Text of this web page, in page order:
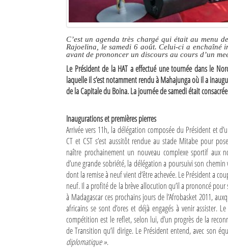
L'actualité du tourisme
Sites touristiques
Diego Suarez Pratique
C’est un agenda très chargé qui était au menu
Rajoelina, le samedi 6 août. Celui-ci a enchaîné
avant de prononcer un discours au cours d’un
Le Président de la HAT a effectué une tournée dans le
laquelle il s’est notamment rendu à Mahajunga où il a
de la Capitale du Boina. La journée de samedi était
Inaugurations et premières pierres
Arrivée vers 11h, la délégation composée du Président et
CT et CST s’est aussitôt rendue au stade Mitabe pour
naître prochainement un nouveau complexe sportif aux
d’une grande sobriété, la délégation a poursuivi son
dont la remise à neuf vient d’être achevée. Le Président a
neuf. Il a profité de la brève allocution qu’il a prononcé
à Madagascar ces prochains jours de l’Afrobasket 2011,
africains se sont d’ores et déjà engagés à venir assister.
compétition est le reflet, selon lui, d’un progrès de la
de Transition qu’il dirige. Le Président entend, avec son
diplomatique ».